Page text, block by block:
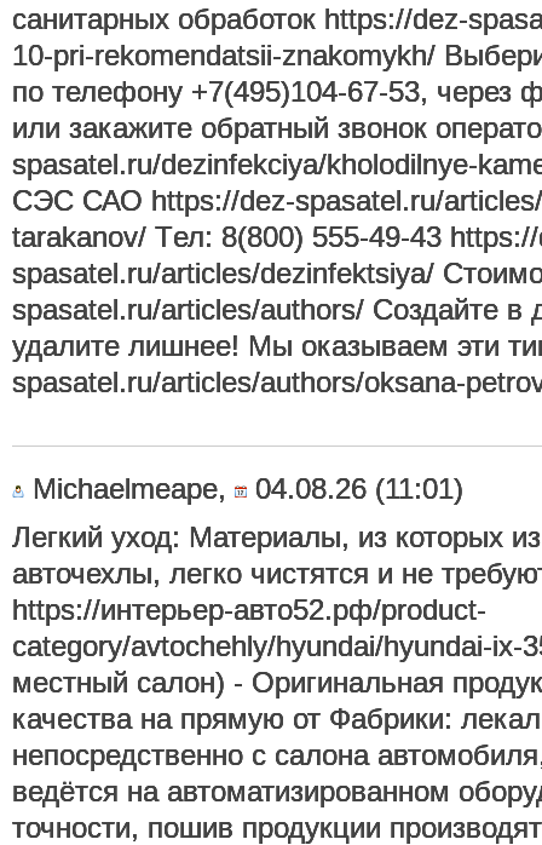
санитарных обработок https://dez-
10-pri-rekomendatsii-znakomykh/
по телефону +7(495)104-67-53, через
или закажите обратный звонок
spasatel.ru/dezinfekciya/kholodilnye-
СЭС САО https://dez-spasatel.ru/
tarakanov/ Tел: 8(800) 555-49-43
spasatel.ru/articles/dezinfektsiya/
spasatel.ru/articles/authors/ Создайте
удалите лишнее! Мы оказываем эти
spasatel.ru/articles/authors/oksana-
Michaelmeape,
04.08.26 (11:01)
Легкий уход: Материалы, из которых
авточехлы, легко чистятся и не
https://интерьер-авто52.рф/product-
category/avtochehly/hyundai/hyundai-ix-
местный салон) - Оригинальная
качества на прямую от Фабрики:
непосредственно с салона
ведётся на автоматизированном
точности, пошив продукции